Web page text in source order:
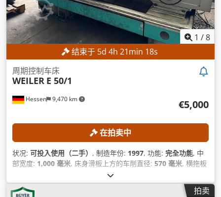
1 /8
结束于 5d 4h 21min 17s
Hessen 9,470 km
周期控制车床
WEILER E 50/1
€5,000
在拍卖中
状况: 可投入使用（二手） , 制造年份: 1997, 功能: 完全功能, 中
部宽度: 1,000 毫米, 床身滑板上方的车削直径: 570 毫米, 横拖板
, 中心高度:
大）:2,500 转/分,
拍卖